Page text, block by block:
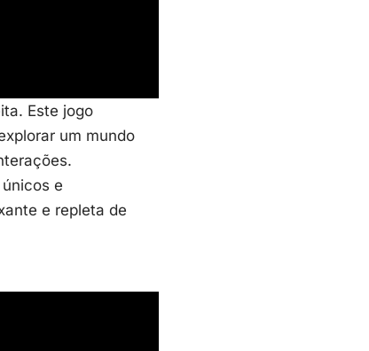
Este jogo
um mundo
e
e repleta de